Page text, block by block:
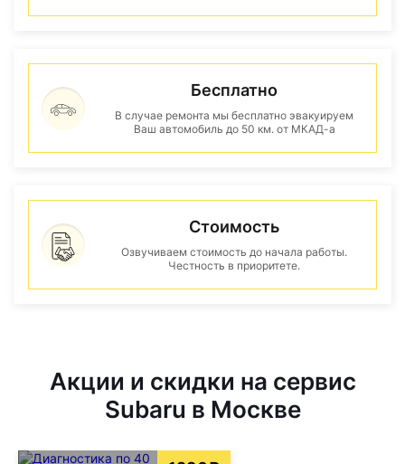
Бесплатно
В случае ремонта мы бесплатно эвакуируем
Ваш автомобиль до 50 км. от МКАД-а
Стоимость
Озвучиваем стоимость до начала работы.
Честность в приоритете.
Акции и скидки на сервис
Subaru в Москве